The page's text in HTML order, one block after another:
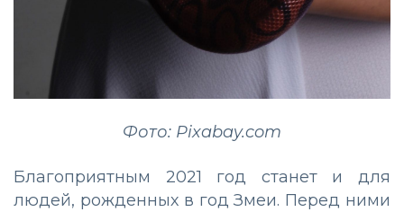
Фото: Pixabay.com
Благоприятным 2021 год станет и для
людей, рожденных в год Змеи. Перед ними